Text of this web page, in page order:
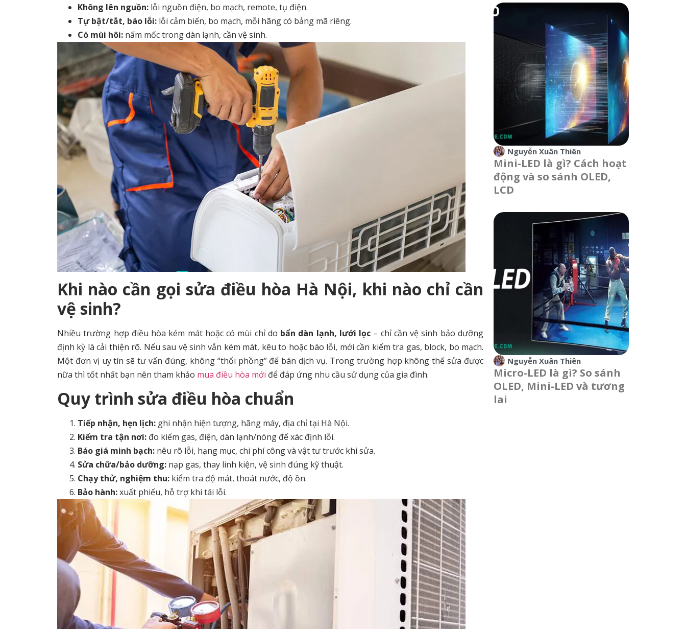
Không lên nguồn: lỗi nguồn điện, bo mạch, remote, tụ điện.
Tự bật/tắt, báo lỗi: lỗi cảm biến, bo mạch, mỗi hãng có bảng mã riêng.
Có mùi hôi: nấm mốc trong dàn lạnh, cần vệ sinh.
Khi nào cần gọi sửa điều hòa Hà Nội, khi nào chỉ cần
vệ sinh?
Nhiều trường hợp điều hòa kém mát hoặc có mùi chỉ do bẩn dàn lạnh, lưới lọc – chỉ cần vệ sinh bảo dưỡng
định kỳ là cải thiện rõ. Nếu sau vệ sinh vẫn kém mát, kêu to hoặc báo lỗi, mới cần kiểm tra gas, block, bo mạch.
Một đơn vị uy tín sẽ tư vấn đúng, không “thổi phồng” để bán dịch vụ. Trong trường hợp không thể sửa được
nữa thì tốt nhất bạn nên tham khảo mua điều hòa mới để đáp ứng nhu cầu sử dụng của gia đình.
Quy trình sửa điều hòa chuẩn
Tiếp nhận, hẹn lịch: ghi nhận hiện tượng, hãng máy, địa chỉ tại Hà Nội.
Kiểm tra tận nơi: đo kiểm gas, điện, dàn lạnh/nóng để xác định lỗi.
Báo giá minh bạch: nêu rõ lỗi, hạng mục, chi phí công và vật tư trước khi sửa.
Sửa chữa/bảo dưỡng: nạp gas, thay linh kiện, vệ sinh đúng kỹ thuật.
Chạy thử, nghiệm thu: kiểm tra độ mát, thoát nước, độ ồn.
Bảo hành:xuất phiếu, hỗ trợ khi tái lỗi.
Nguyễn Xuân Thiên
Mini-LED là gì? Cách hoạt
động và so sánh OLED,
LCD
Nguyễn Xuân Thiên
Micro-LED là gì? So sánh
OLED, Mini-LED và tương
lai